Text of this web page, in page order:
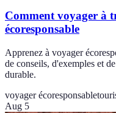
Comment voyager à
écoresponsable
Apprenez à voyager
de conseils, d'exemples et
durable.
voyager écoresponsable
Aug 5